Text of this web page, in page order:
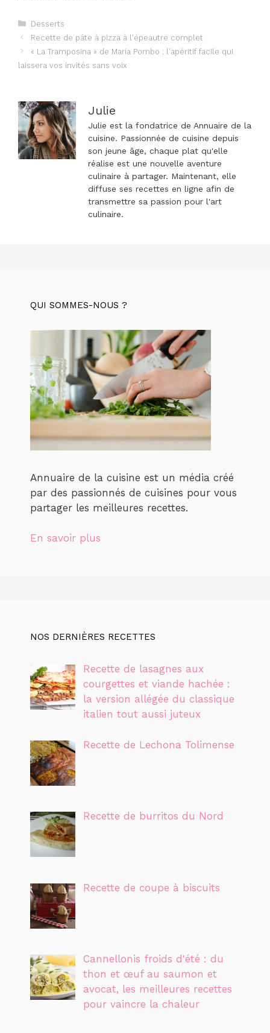
Catégories
Desserts
Navigation
des
Recette de pâte à pizza à l'épeautre complet
« La Tramposina » de María Pombo : l'apéritif facile qui
laissera vos invités sans voix
Julie
Julie est la fondatrice de Annuaire de la
cuisine. Passionnée de cuisine depuis
son jeune âge, chaque plat qu'elle
réalise est une nouvelle aventure
culinaire à partager. Maintenant, elle
diffuse ses recettes en ligne afin de
transmettre sa passion pour l'art
culinaire.
QUI SOMMES-NOUS ?
Annuaire de la cuisine est un média créé
par des passionnés de cuisines pour vous
partager les meilleures recettes.
En savoir plus
NOS DERNIÈRES RECETTES
Recette de lasagnes aux
courgettes et viande hachée :
la version allégée du classique
italien tout aussi juteux
Recette de Lechona Tolimense
Recette de burritos du Nord
Recette de coupe à biscuits
Cannellonis froids d'été : du
thon et œuf au saumon et
avocat, les meilleures recettes
pour vaincre la chaleur